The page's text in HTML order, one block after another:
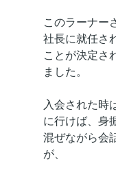
このラーナー
社長に就任さ
ことが決定さ
ました。
入会された時
に行けば、身
混ぜながら会
が、